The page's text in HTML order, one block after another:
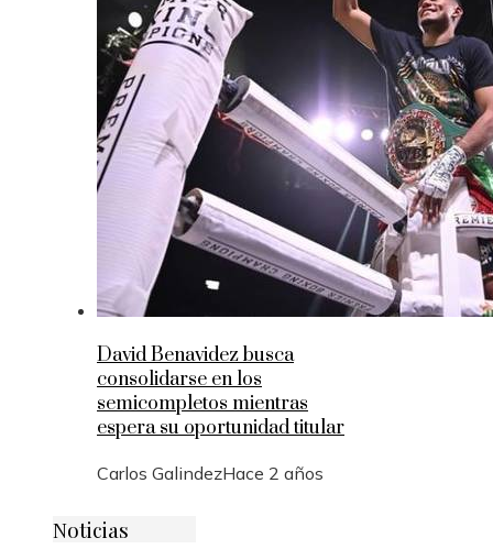
David Benavidez busca
consolidarse en los
semicompletos mientras
espera su oportunidad titular
Carlos GalindezHace 2 años
Noticias